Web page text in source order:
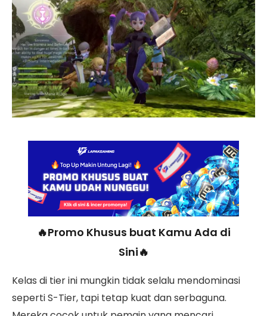
🔥Promo Khusus buat Kamu Ada di
Sini🔥
Kelas di tier ini mungkin tidak selalu mendominasi
seperti S-Tier, tapi tetap kuat dan serbaguna.